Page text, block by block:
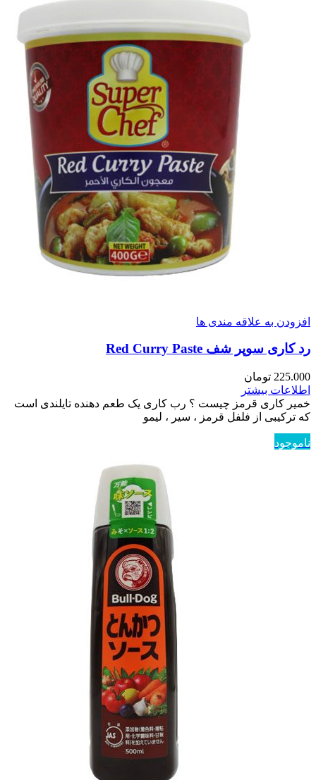
افزودن به علاقه مندی ها
رد کاری سوپر شف Red Curry Paste
225.000 تومان
اطلاعات بیشتر
خمیر کاری قرمز چیست ؟ رب کاری یک طعم دهنده تایلندی است
که ترکیبی از فلفل قرمز ، سیر ، لیمو
ناموجود